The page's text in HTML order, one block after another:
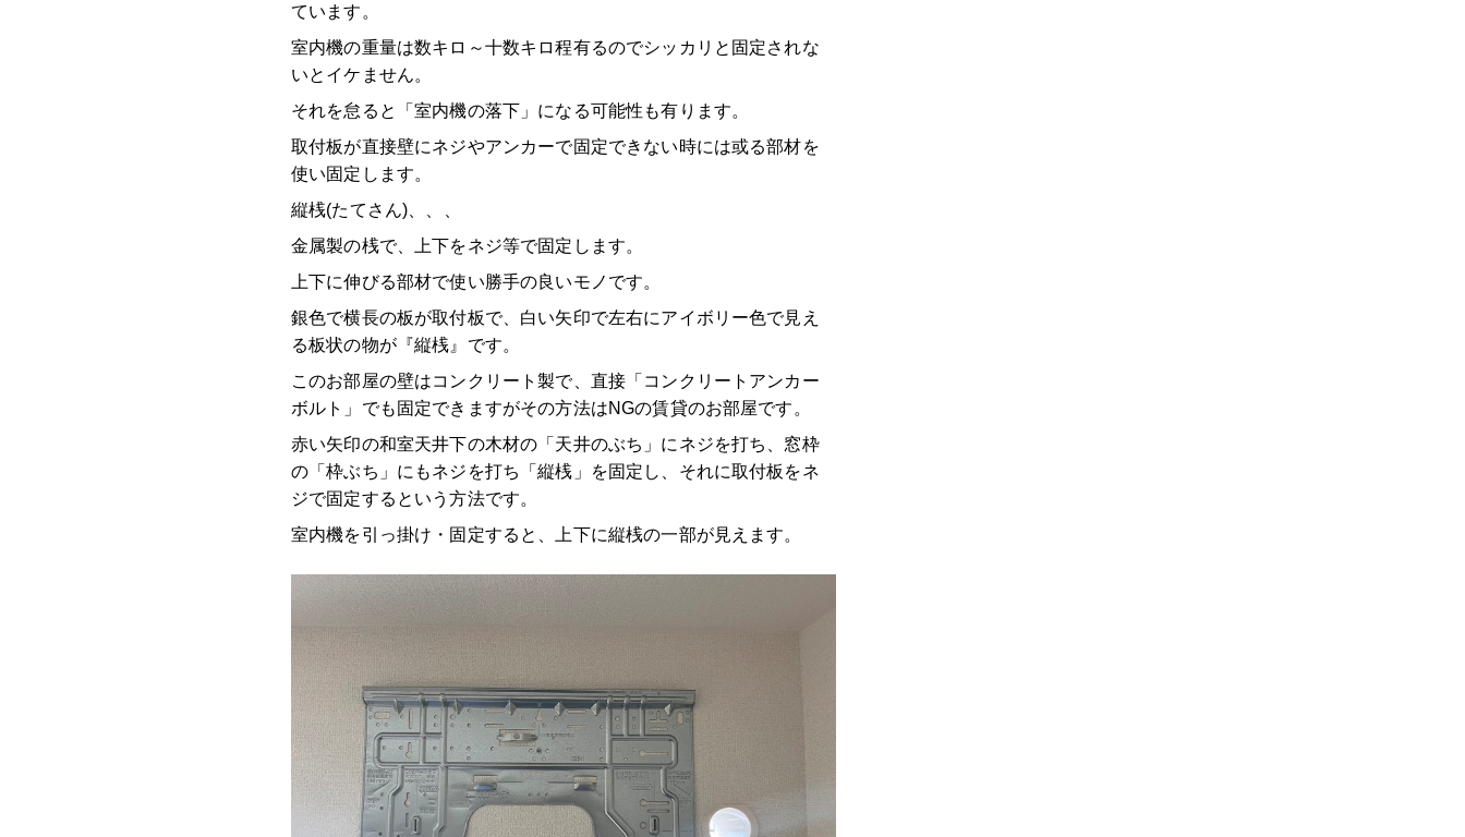
ています。
室内機の重量は数キロ～十数キロ程有るのでシッカリと固定されな
いとイケません。
それを怠ると「室内機の落下」になる可能性も有ります。
取付板が直接壁にネジやアンカーで固定できない時には或る部材を
使い固定します。
縦桟(たてさん)、、、
金属製の桟で、上下をネジ等で固定します。
上下に伸びる部材で使い勝手の良いモノです。
銀色で横長の板が取付板で、白い矢印で左右にアイボリー色で見え
る板状の物が『縦桟』です。
このお部屋の壁はコンクリート製で、直接「コンクリートアンカー
ボルト」でも固定できますがその方法はNGの賃貸のお部屋です。
赤い矢印の和室天井下の木材の「天井のぶち」にネジを打ち、窓枠
の「枠ぶち」にもネジを打ち「縦桟」を固定し、それに取付板をネ
ジで固定するという方法です。
室内機を引っ掛け・固定すると、上下に縦桟の一部が見えます。